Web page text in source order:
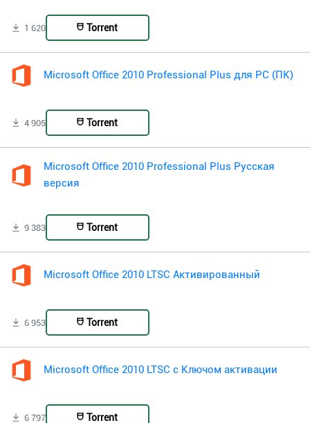
1 620 Torrent
Microsoft Office 2010 Professional Plus для PC (ПК)
4 905 Torrent
Microsoft Office 2010 Professional Plus Русская
версия
9 383 Torrent
Microsoft Office 2010 LTSC Активированный
6 953 Torrent
Microsoft Office 2010 LTSC с Ключом активации
6 797 Torrent